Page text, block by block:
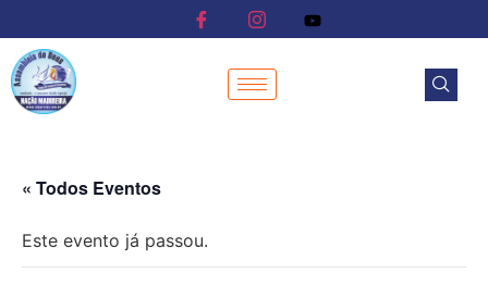
« Todos Eventos
Este evento já passou.